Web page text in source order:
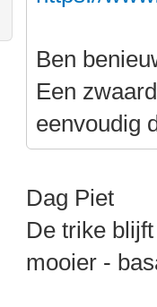
Ben
Een
eenvoudig
Dag Piet
De trike
mooier -